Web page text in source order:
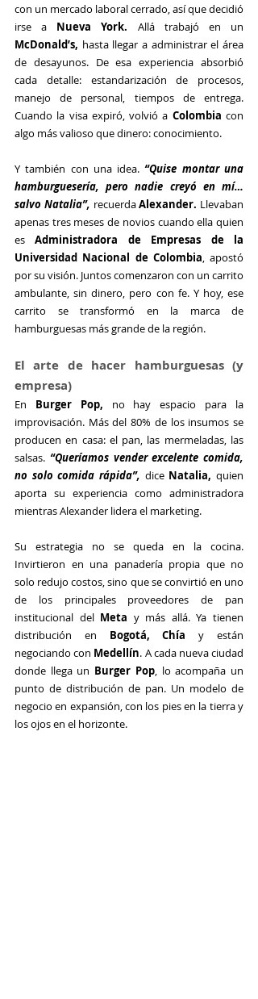
con un mercado laboral cerrado, así que decidió
irse a Nueva York.
McDonald’s, hasta llegar a administrar el área
de desayunos. De esa experiencia absorbió
cada detalle: estandarización de procesos,
manejo de personal, tiempos de entrega.
Cuando la visa expiró, volvió a Colombia con
algo más valioso que dinero: conocimiento.
Y también con una idea. “Quise montar una
hamburguesería, pero nadie creyó en mí…
salvo Natalia”, recuerda Alexander. Llevaban
apenas tres meses de novios cuando ella quien
es Administradora de Empresas de la
Universidad Nacional de Colombia, apostó
por su visión. Juntos comenzaron con un carrito
ambulante, sin dinero, pero con fe. Y hoy, ese
carrito se transformó en la marca de
hamburguesas más grande de la región.
El arte de hacer hamburguesas (y
empresa)
En Burger Pop, no hay espacio para la
improvisación. Más del 80% de los insumos se
producen en casa: el pan, las mermeladas, las
salsas. “Queríamos vender excelente comida,
no solo comida rápida”, dice Natalia, quien
aporta su experiencia como administradora
mientras Alexander lidera el marketing.
Su estrategia no se queda en la cocina.
Invirtieron en una panadería propia que no
solo redujo costos, sino que se convirtió en uno
de los principales proveedores de pan
institucional del Meta y más allá. Ya tienen
distribución en Bogotá, Chía y están
negociando con Medellín. A cada nueva ciudad
donde llega un Burger Pop, lo acompaña un
punto de distribución de pan. Un modelo de
negocio en expansión, con los pies en la tierra y
los ojos en el horizonte.